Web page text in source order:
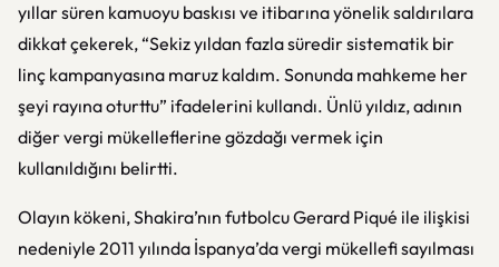
yıllar süren kamuoyu baskısı ve itibarına yönelik saldırılara
dikkat çekerek, “Sekiz yıldan fazla süredir sistematik bir
linç kampanyasına maruz kaldım. Sonunda mahkeme her
şeyi rayına oturttu” ifadelerini kullandı. Ünlü yıldız, adının
diğer vergi mükelleflerine gözdağı vermek için
kullanıldığını belirtti.
Olayın kökeni, Shakira’nın futbolcu Gerard Piqué ile ilişkisi
nedeniyle 2011 yılında İspanya’da vergi mükellefi sayılması